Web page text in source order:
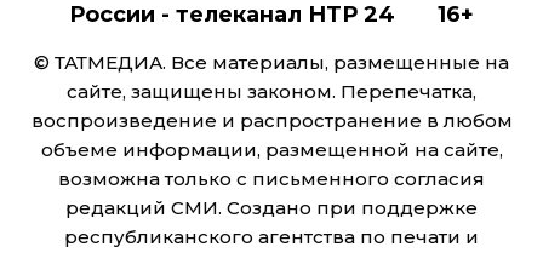
России - телеканал НТР 24 16+
© ТАТМЕДИА. Все материалы, размещенные на
сайте, защищены законом. Перепечатка,
воспроизведение и распространение в любом
объеме информации, размещенной на сайте,
возможна только с письменного согласия
редакций СМИ. Создано при поддержке
республиканского агентства по печати и